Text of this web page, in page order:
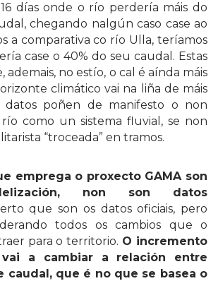
días onde o río perdería máis do
chegando nalgún caso case ao
a comparativa co río Ulla, teríamos
case o 40% do seu caudal. Estas
ademais, no estío, o cal é aínda máis
climático vai na liña de máis
datos poñen de manifesto o non
como un sistema fluvial, se non
“troceada” en tramos.
emprega o proxecto GAMA son
non son datos
que son os datos oficiais, pero
todos os cambios que o
para o territorio. O incremento
a cambiar a relación entre
caudal, que é no que se basea o